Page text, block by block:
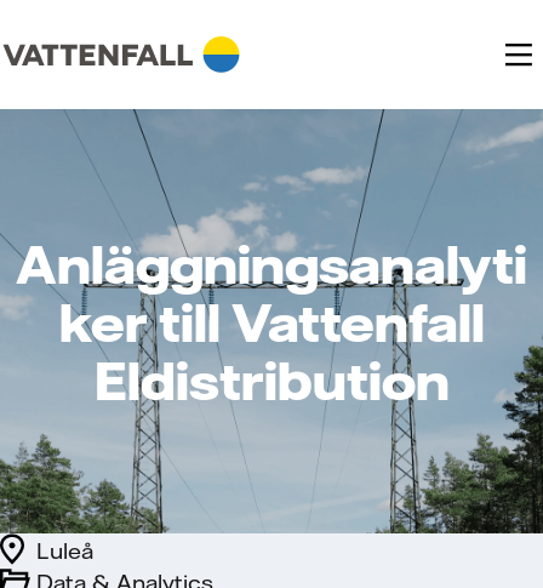
Anläggningsanalyti
ker till Vattenfall
Eldistribution
Data & Analytics
Luleå